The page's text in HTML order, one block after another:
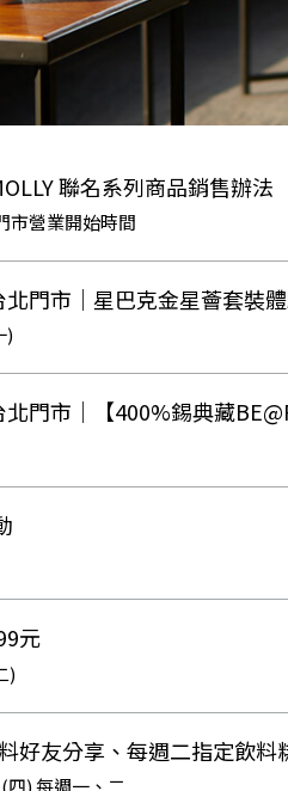
聯名系列商品銷售辦法
市營業開始時間
北門市｜星巴克金星薈套裝
)
門市｜【400%錫典藏
元
)
好友分享、每週二指定飲料
) 每週一、二